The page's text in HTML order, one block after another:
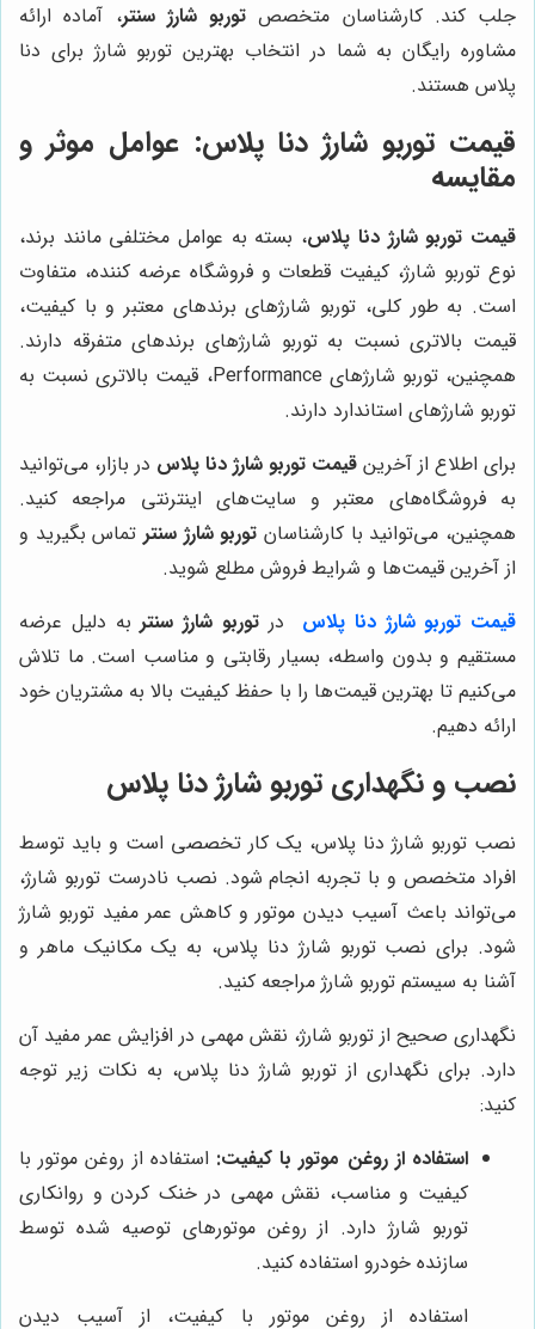
جلب کند. کارشناسان متخصص توربو شارژ سنتر، آماده ارائه
مشاوره رایگان به شما در انتخاب بهترین توربو شارژ برای دنا
پلاس هستند.
قیمت توربو شارژ دنا پلاس: عوامل موثر و
مقایسه
قیمت توربو شارژ دنا پلاس، بسته به عوامل مختلفی مانند برند،
نوع توربو شارژ، کیفیت قطعات و فروشگاه عرضه کننده، متفاوت
است. به طور کلی، توربو شارژهای برندهای معتبر و با کیفیت،
قیمت بالاتری نسبت به توربو شارژهای برندهای متفرقه دارند.
همچنین، توربو شارژهای Performance، قیمت بالاتری نسبت به
توربو شارژهای استاندارد دارند.
برای اطلاع از آخرین قیمت توربو شارژ دنا پلاس در بازار، می‌توانید
به فروشگاه‌های معتبر و سایت‌های اینترنتی مراجعه کنید.
همچنین، می‌توانید با کارشناسان توربو شارژ سنتر تماس بگیرید و
از آخرین قیمت‌ها و شرایط فروش مطلع شوید.
قیمت توربو شارژ دنا پلاس
درتوربو شارژ سنتربه دلیل عرضه
مستقیم و بدون واسطه، بسیار رقابتی و مناسب است. ما تلاش
می‌کنیم تا بهترین قیمت‌ها را با حفظ کیفیت بالا به مشتریان خود
ارائه دهیم.
نصب و نگهداری توربو شارژ دنا پلاس
نصب توربو شارژ دنا پلاس، یک کار تخصصی است و باید توسط
افراد متخصص و با تجربه انجام شود. نصب نادرست توربو شارژ،
می‌تواند باعث آسیب دیدن موتور و کاهش عمر مفید توربو شارژ
شود. برای نصب توربو شارژ دنا پلاس، به یک مکانیک ماهر و
آشنا به سیستم توربو شارژ مراجعه کنید.
نگهداری صحیح از توربو شارژ، نقش مهمی در افزایش عمر مفید آن
دارد. برای نگهداری از توربو شارژ دنا پلاس، به نکات زیر توجه
کنید:
استفاده از روغن موتور با کیفیت: استفاده از روغن موتور با
کیفیت و مناسب، نقش مهمی در خنک کردن و روانکاری
توربو شارژ دارد. از روغن موتورهای توصیه شده توسط
سازنده خودرو استفاده کنید.
استفاده از روغن موتور با کیفیت، از آسیب دیدن